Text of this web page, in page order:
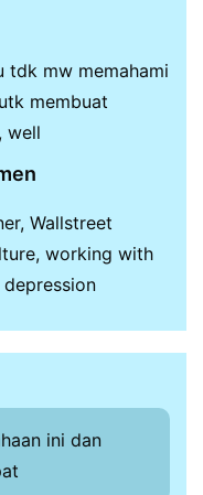
tdk mw memahami
membuat
well
Wallstreet
working with
ini dan